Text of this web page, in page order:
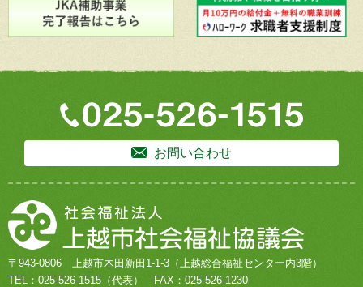
お問い合わせ
〒943-0806 上越市木田新田1-1-3 （上越総合福祉センター内3階）
TEL： 025-526-1515 （代表） FAX：025-526-1230